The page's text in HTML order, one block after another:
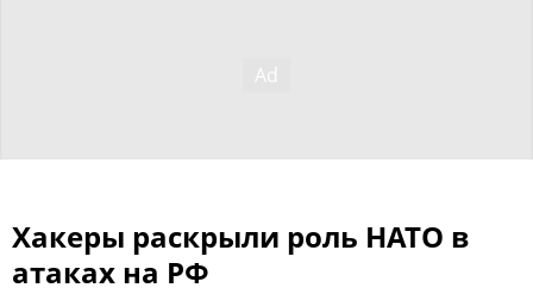
Хакеры раскрыли роль НАТО в
атаках на РФ